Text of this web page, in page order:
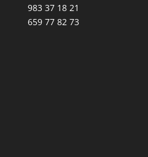
983 37 18 21
659 77 82 73